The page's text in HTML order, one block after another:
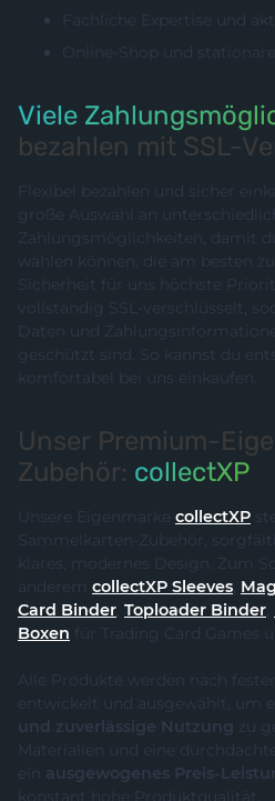
Fachliche Expertise und
Online-Shop und
Viele
bezahlen mit SSL-
Flexibel bezahlen und sicher
große Auswahl an
Zahlungsmöglichkeiten, damit du genau die Methode
wählen können, die am besten
Sicherheit für uns höchste Priorität. Unsere
vollständig SSL-verschlüsselt,
Daten und Zahlungsinformationen jederzeit
geschützt sind. So kannst du
komfortabel bei uns einkaufen.
Unser Premium-
Zubehör: collectXP
Unsere Eigenmarke collectXP
Sammelkarten-Zubehör,
klares, modernes Design. Zum
anderem collectXP Sleeves,
Card Binder, Toploader Binder,
Boxen für Trading Card Games
Alle Produkte werden nach
entwickelt und ausgewählt, um
und zuverlässige Nutzung zu
Materialien und eine
ein ausgewogenes Preis-
konstant hohe Produktqualität.